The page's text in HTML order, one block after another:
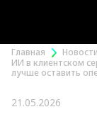
Главная
ИИ в клиентском
лучше оставить
21.05.2026